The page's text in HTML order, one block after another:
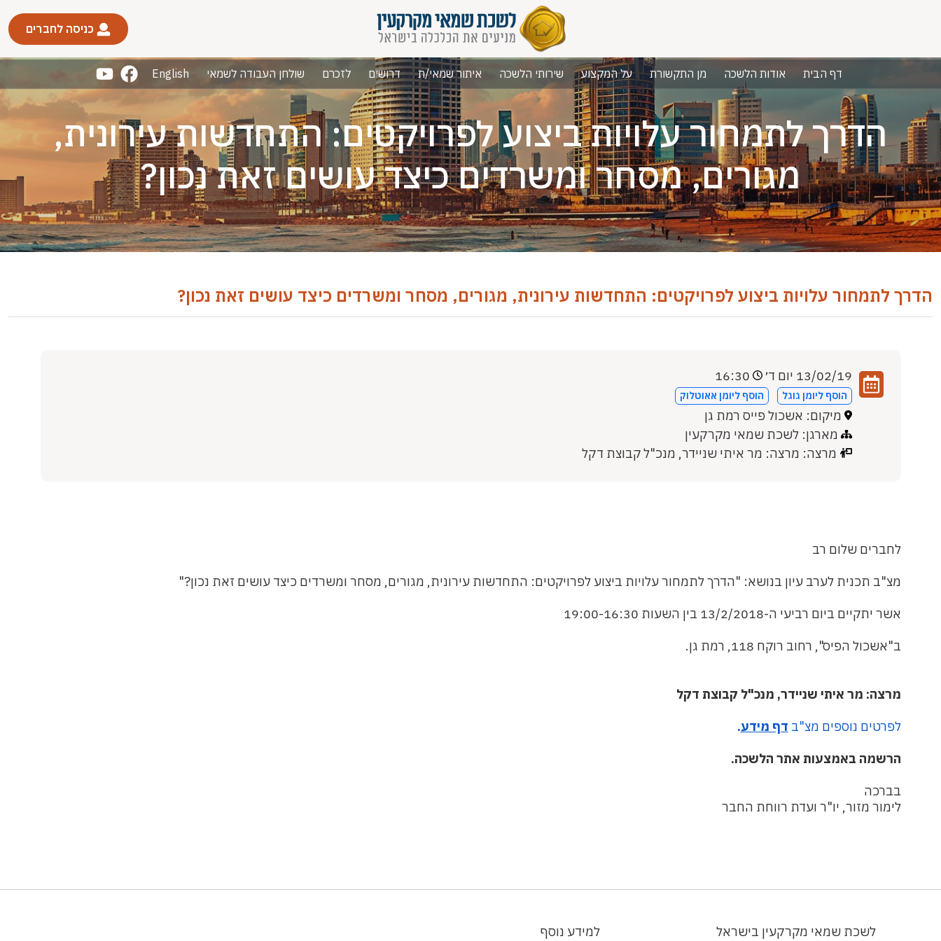
כניסה לחברים
דף הבית אודות הלשכה מן התקשורת על המקצוע שירותי הלשכה איתור שמאי/ת דרושים לזכרם שולחן העבודה לשמאי English
הדרך לתמחור עלויות ביצוע לפרויקטים: התחדשות עירונית,
מגורים, מסחר ומשרדים כיצד עושים זאת נכון?
הדרך לתמחור עלויות ביצוע לפרויקטים: התחדשות עירונית, מגורים, מסחר ומשרדים כיצד עושים זאת נכון?
13/02/19 יום ד׳
הוסף ליומן גוגל הוסף ליומן אאוטלוק
מיקום: אשכול פייס רמת גן
מארגן: לשכת שמאי מקרקעין
מרצה: מרצה: מר איתי שניידר, מנכ"ל קבוצת דקל
לחברים שלום רב
מצ"ב תכנית לערב עיון בנושא: "הדרך לתמחור עלויות ביצוע לפרויקטים: התחדשות עירונית, מגורים, מסחר ומשרדים כיצד עושים זאת נכון?"
אשר יתקיים ביום רביעי ה-13/2/2018 בין השעות 19:00-16:30
ב"אשכול הפיס", רחוב רוקח 118, רמת גן.
מרצה: מר איתי שניידר, מנכ"ל קבוצת דקל
לפרטים נוספים מצ"ב דף מידע.
הרשמה באמצעות אתר הלשכה.
בברכה
לימור מזור, יו"ר ועדת רווחת החבר
לשכת שמאי מקרקעין בישראל למידע נוסף